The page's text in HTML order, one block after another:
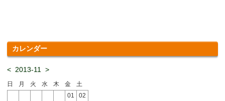
カレンダー
< 2013-11 >
日 月 火 水 木 金
土
01
02